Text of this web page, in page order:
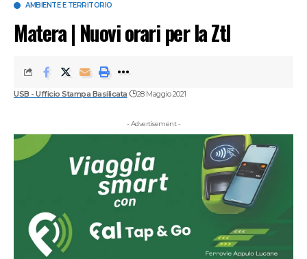
AMBIENTE E TERRITORIO
Matera | Nuovi orari per la Ztl
USB - Ufficio Stampa Basilicata 28 Maggio 2021
- Advertisement -